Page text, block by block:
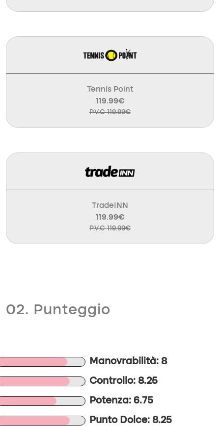
Tennis Point
119.99€
P.V.C 119.99€
TradeINN
119.99€
P.V.C 119.99€
02. Punteggio
Manovrabilità: 8
Controllo: 8.25
Potenza: 6.75
Punto Dolce: 8.25